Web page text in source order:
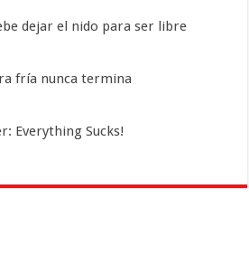
dejar el nido para ser libre
fría nunca termina
Everything Sucks!